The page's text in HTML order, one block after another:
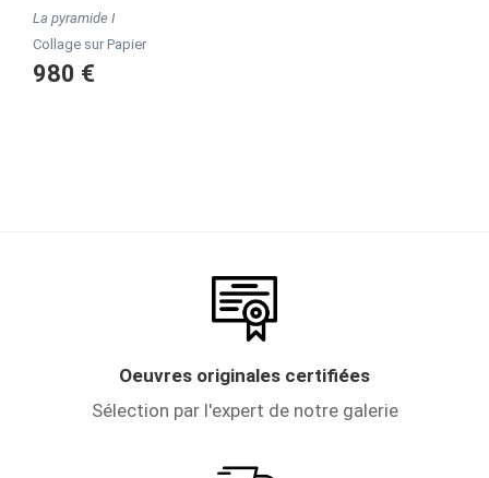
La pyramide I
Collage sur Papier
980 €
Oeuvres originales certifiées
Sélection par l'expert de notre galerie